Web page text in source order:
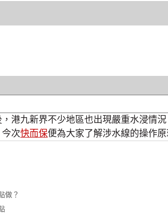
，港九新界不少地區也出現嚴重水浸情
今次快而保便為大家了解涉水線的操作
做？